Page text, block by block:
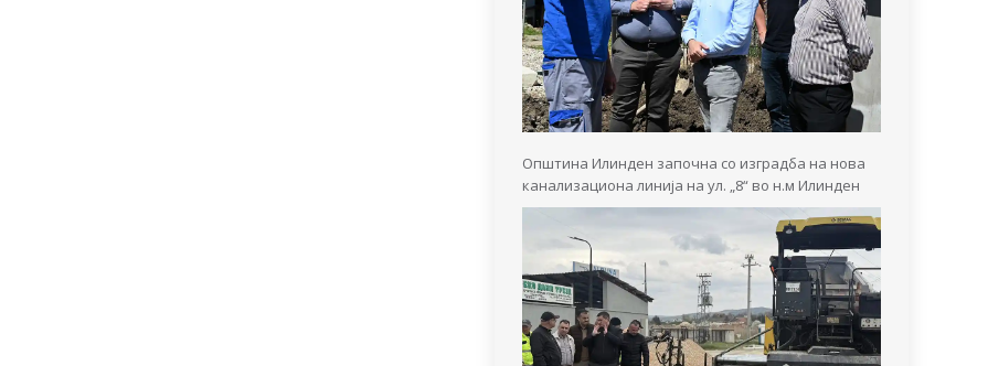
Општина Илинден започна со изградба на нова
канализациона линија на ул. „8“ во н.м Илинден